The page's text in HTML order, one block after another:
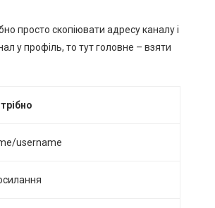
просто скопіювати адресу каналу і
у профіль, то тут головне – взяти
username